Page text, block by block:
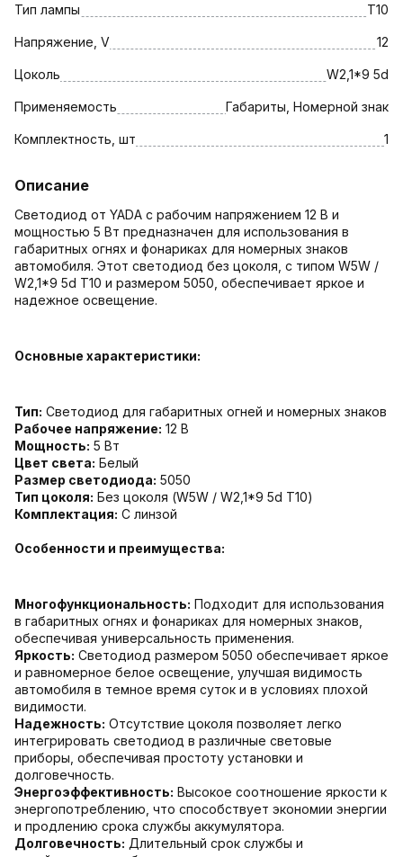
Тип лампы T10
Напряжение, V 12
Цоколь W2,1*9 5d
Применяемость Габариты, Номерной знак
Комплектность, шт 1
Описание
Светодиод от YADA с рабочим напряжением 12 В и
мощностью 5 Вт предназначен для использования в
габаритных огнях и фонариках для номерных знаков
автомобиля. Этот светодиод без цоколя, с типом W5W /
W2,1*9 5d T10 и размером 5050, обеспечивает яркое и
надежное освещение.
Основные характеристики:
Тип: Светодиод для габаритных огней и номерных знаков
Рабочее напряжение: 12 В
Мощность: 5 Вт
Цвет света: Белый
Размер светодиода: 5050
Тип цоколя: Без цоколя (W5W / W2,1*9 5d T10)
Комплектация: С линзой
Особенности и преимущества:
Многофункциональность: Подходит для использования
в габаритных огнях и фонариках для номерных знаков,
обеспечивая универсальность применения.
Яркость: Светодиод размером 5050 обеспечивает яркое
и равномерное белое освещение, улучшая видимость
автомобиля в темное время суток и в условиях плохой
видимости.
Надежность: Отсутствие цоколя позволяет легко
интегрировать светодиод в различные световые
приборы, обеспечивая простоту установки и
долговечность.
Энергоэффективность: Высокое соотношение яркости к
энергопотреблению, что способствует экономии энергии
и продлению срока службы аккумулятора.
Долговечность: Длительный срок службы и